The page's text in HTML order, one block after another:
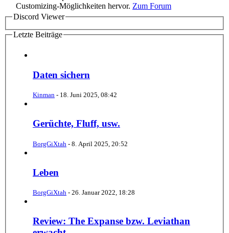
Customizing-Möglichkeiten hervor. Zum Forum
Discord Viewer
Letzte Beiträge
Daten sichern
Kinman - 18. Juni 2025, 08:42
Gerüchte, Fluff, usw.
BorgGiXtah - 8. April 2025, 20:52
Leben
BorgGiXtah - 26. Januar 2022, 18:28
Review: The Expanse bzw. Leviathan